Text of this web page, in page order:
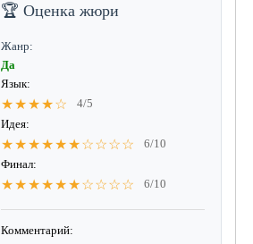
🏆 Оценка жюри
Жанр:
Да
Язык:
★★★★☆
4/5
Идея:
★★★★★★☆☆☆☆
6/10
Финал:
★★★★★★☆☆☆☆ 6/10
Комментарий: